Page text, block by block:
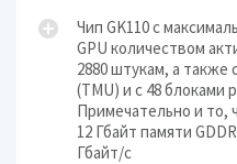
Чип GK110 с
GPU количеством
2880 штукам, а также
(TMU) и с 48 блоками
Примечательно и то,
12 Гбайт памяти
Гбайт/с